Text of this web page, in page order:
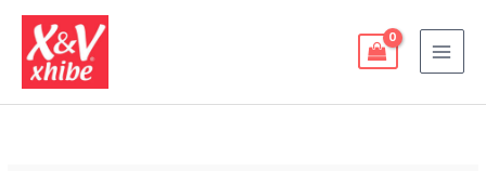
contenido